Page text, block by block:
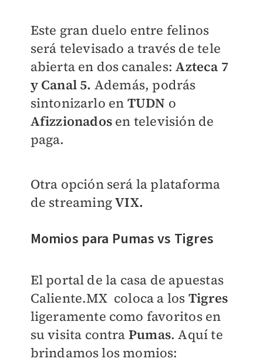
Este gran duelo entre felinos
será televisado a través de tele
abierta en dos canales:Azteca 7
y Canal 5. Además, podrás
sintonizarlo en TUDN o
Afizzionadosen televisión de
paga.
Otra opción será la plataforma
de streamingVIX.
Momios para Pumas vs Tigres
El portal de la casa de apuestas
Caliente.MX coloca a los Tigres
ligeramente como favoritos en
su visita contra Pumas. Aquí te
brindamos los momios: